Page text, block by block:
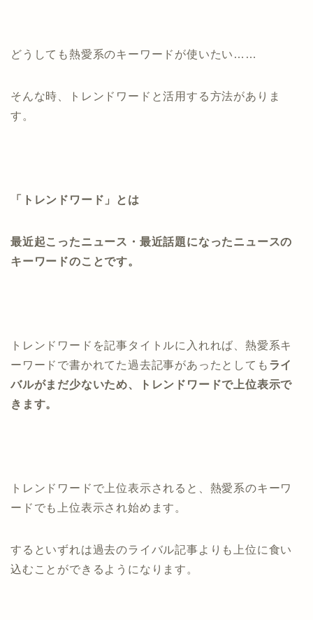
どうしても熱愛系のキーワードが使いたい……
そんな時、トレンドワードと活用する方法がありま
す。
「トレンドワード」とは
最近起こったニュース・最近話題になったニュースの
キーワードのことです。
トレンドワードを記事タイトルに入れれば、熱愛系キ
ーワードで書かれてた過去記事があったとしても ライ
バルがまだ少ないため、トレンドワードで上位表示で
きます。
トレンドワードで上位表示されると、熱愛系のキーワ
ードでも上位表示され始めます。
するといずれは過去のライバル記事よりも上位に食い
込むことができるようになります。